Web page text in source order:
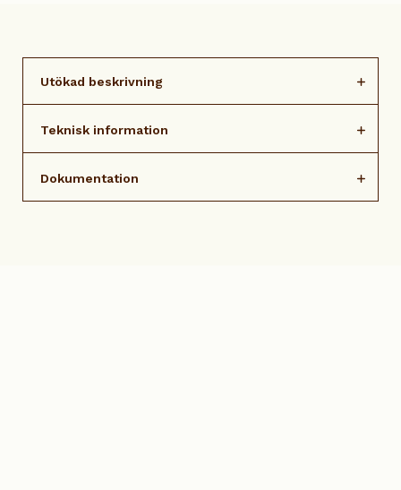
Utökad beskrivning
Teknisk information
Dokumentation